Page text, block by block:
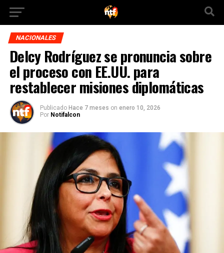
NACIONALES
Delcy Rodríguez se pronuncia sobre
el proceso con EE.UU. para
restablecer misiones diplomáticas
Publicado Hace 7 meses on enero 10, 2026
Por Notifalcon